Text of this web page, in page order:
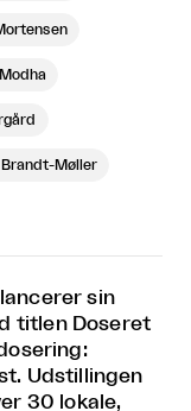
Brandt-Møller
sin
titlen Doseret
Udstillingen
30 lokale,